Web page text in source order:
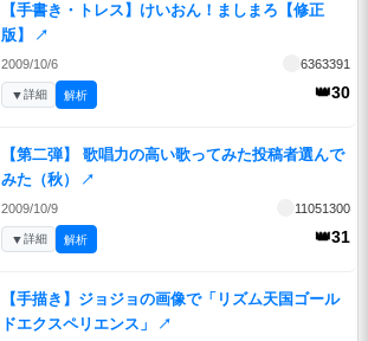
【手書き・トレス】けいおん！ましまろ【修正
版】
↗
2009/10/6 6363391
👑30
▼詳細 解析
【第二弾】 歌唱力の高い歌ってみた投稿者選んで
みた（秋）
↗
2009/10/9 11051300
👑31
▼詳細 解析
【手描き】ジョジョの画像で「リズム天国ゴール
ドエクスペリエンス」
↗